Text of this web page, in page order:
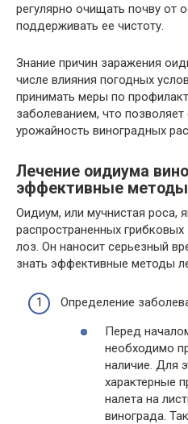
регулярно очищать почву от
поддерживать ее чистоту.
Знание причин заражения
числе влияния погодных
принимать меры по
заболеванием, что
урожайность виноградных
Лечение оидиума
эффективные методы
Оидиум, или мучнистая роса,
распространенных
лоз. Он наносит серьезный
знать эффективные методы
Определение
Перед
необходимо
наличие. Для
характерные
налета на
винограда.